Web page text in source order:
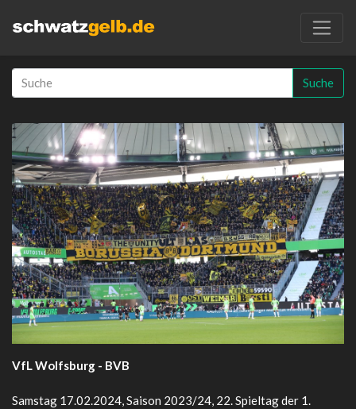
Suche
VfL Wolfsburg - BVB
Samstag 17.02.2024, Saison 2023/24, 22. Spieltag der 1.